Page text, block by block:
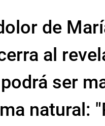
de
al
ser
natural: